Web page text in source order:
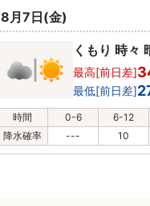
8月7日(金)
くもり 時々
最高[前日差]
最低[前日差]
時間 0-6 6-12
降水確率
--- 10